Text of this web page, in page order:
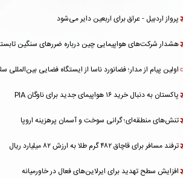
پرواز اردبیل - عراق برای اربعین دایر می‌شود
هشدار شرکت‌های هواپیمایی چین درباره ضررهای سنگین
اولین پیام از مدار؛ فضانورد ناسا از ایستگاه فضایی بین‌المللی
پاکستان به دنبال خرید ۱۶ هواپیمای جدید برای ناوگان PIA
تنش‌های منطقه‌ای؛ گرانی سوخت و آسمان پرهزینه اروپا
ترفند مسافر برای قاچاق ۴۸۲ گرم طلا به ارزش ۸۲ میلیارد ریال
افزایش سطح تهدید برای ایرلاین‌های فعال در خاورمیانه